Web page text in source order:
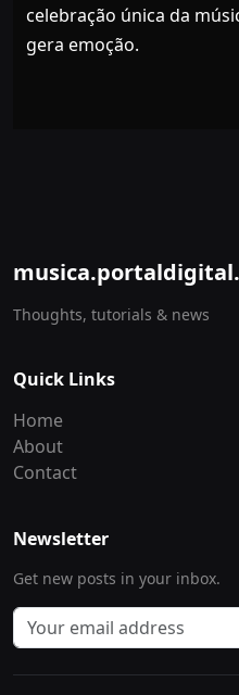
celebração única da
gera emoção.
Thoughts, tutorials & news
Quick Links
Home
About
Contact
Newsletter
Get new posts in your inbox.